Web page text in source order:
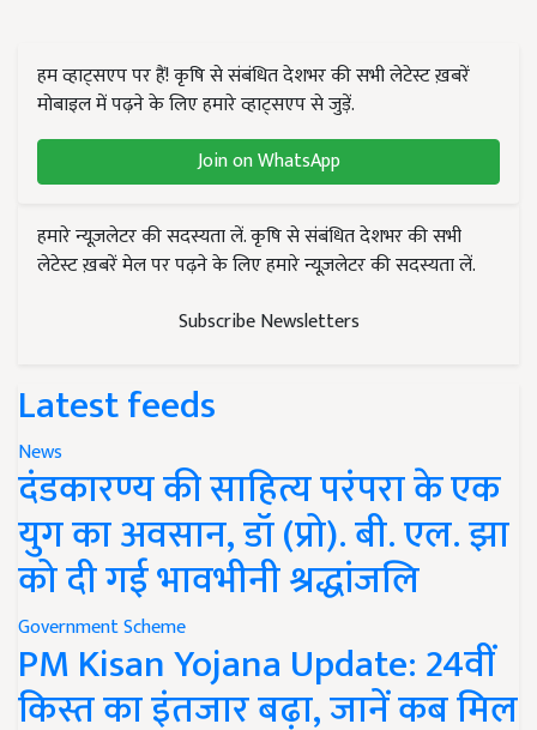
हम व्हाट्सएप पर हैं! कृषि से संबंधित देशभर की सभी लेटेस्ट ख़बरें
मोबाइल में पढ़ने के लिए हमारे व्हाट्सएप से जुड़ें.
Join on WhatsApp
हमारे न्यूज़लेटर की सदस्यता लें. कृषि से संबंधित देशभर की सभी
लेटेस्ट ख़बरें मेल पर पढ़ने के लिए हमारे न्यूज़लेटर की सदस्यता लें.
Subscribe Newsletters
Latest feeds
News
दंडकारण्य की साहित्य परंपरा के एक
युग का अवसान, डॉ (प्रो). बी. एल. झा
को दी गई भावभीनी श्रद्धांजलि
Government Scheme
PM Kisan Yojana Update: 24वीं
किस्त का इंतजार बढ़ा, जानें कब मिल